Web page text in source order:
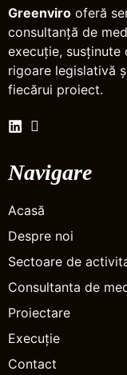
Greenviro oferă
consultanță de
execuție,
rigoare legislativă
fiecărui proiect.
Navigare
Acasă
Despre noi
Sectoare de
Consultanta de
Proiectare
Execuție
Contact